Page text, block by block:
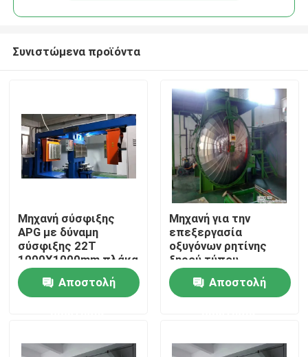
Αρχική Σελίδα
Σχετικά με εμάς
Συνιστώμενα προϊόντα
Μηχανή σύσφιξης
APG με δύναμη
σύσφιξης 22T
1000X1000mm πλάκα
και ισχύ θέρμανσης
36KW για
επεξεργασία
Αποστολή
Μηχανή για την
επεξεργασία
οξυγόνων ρητίνης
ξηρού τύπου
Αποστολή